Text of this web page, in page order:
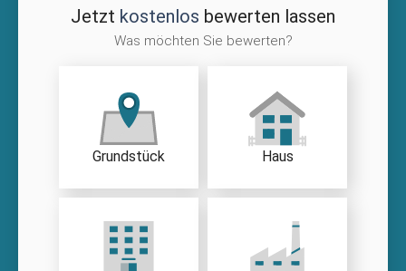
Jetzt kostenlos bewerten lassen
Was möchten Sie bewerten?
Grundstück Haus